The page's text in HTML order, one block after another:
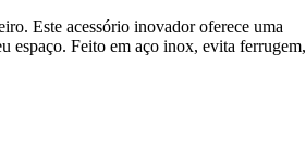
Este acessório inovador oferece uma
espaço. Feito em aço inox, evita ferrugem,